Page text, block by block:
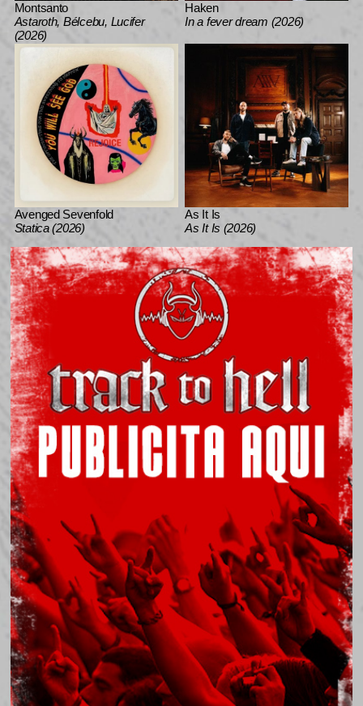
Montsanto
Astaroth, Bélcebu, Lucifer
(2026)
Haken
In a fever dream (2026)
Avenged Sevenfold
Statica (2026)
As It Is
As It Is (2026)